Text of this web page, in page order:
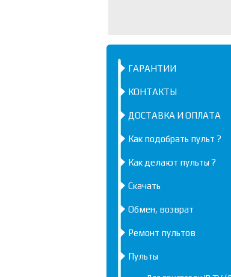
ГАРАНТИИ
КОНТАКТЫ
ДОСТАВКА И ОПЛАТА
Как подобрать пульт ?
Как делают пульты ?
Скачать
Обмен, возврат
Ремонт пультов
Пульты